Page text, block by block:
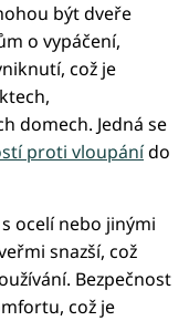
být dveře
o vypáčení,
což je
domech. Jedná se
proti vloupánído
ocelí nebo jinými
snazší, což
Bezpečnost
což je